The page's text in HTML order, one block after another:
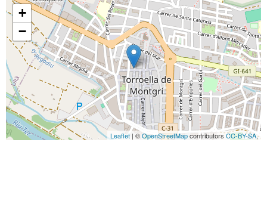
+
−
Leaflet | ©OpenStreetMapcontributorsCC-BY-SA,